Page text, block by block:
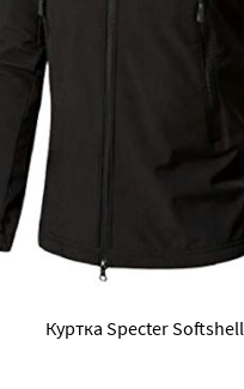
Куртка Specter Softshell